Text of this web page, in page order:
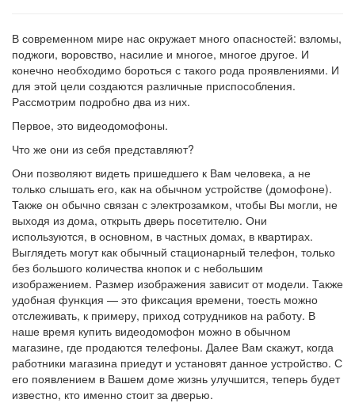
В современном мире нас окружает много опасностей: взломы,
поджоги, воровство, насилие и многое, многое другое. И
конечно необходимо бороться с такого рода проявлениями. И
для этой цели создаются различные приспособления.
Рассмотрим подробно два из них.
Первое, это видеодомофоны.
Что же они из себя представляют?
Они позволяют видеть пришедшего к Вам человека, а не
только слышать его, как на обычном устройстве (домофоне).
Также он обычно связан с электрозамком, чтобы Вы могли, не
выходя из дома, открыть дверь посетителю. Они
используются, в основном, в частных домах, в квартирах.
Выглядеть могут как обычный стационарный телефон, только
без большого количества кнопок и с небольшим
изображением. Размер изображения зависит от модели. Также
удобная функция — это фиксация времени, тоесть можно
отслеживать, к примеру, приход сотрудников на работу. В
наше время купить видеодомофон можно в обычном
магазине, где продаются телефоны. Далее Вам скажут, когда
работники магазина приедут и установят данное устройство. С
его появлением в Вашем доме жизнь улучшится, теперь будет
известно, кто именно стоит за дверью.